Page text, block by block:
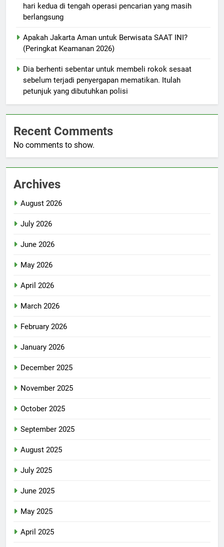
hari kedua di tengah operasi pencarian yang masih
berlangsung
Apakah Jakarta Aman untuk Berwisata SAAT INI?
(Peringkat Keamanan 2026)
Dia berhenti sebentar untuk membeli rokok sesaat
sebelum terjadi penyergapan mematikan. Itulah
petunjuk yang dibutuhkan polisi
Recent Comments
No comments to show.
Archives
August 2026
July 2026
June 2026
May 2026
April 2026
March 2026
February 2026
January 2026
December 2025
November 2025
October 2025
September 2025
August 2025
July 2025
June 2025
May 2025
April 2025